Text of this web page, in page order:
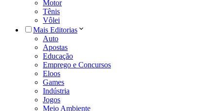
Motor
Tênis
Vôlei
Mais Editorias
Auto
Apostas
Educação
Emprego e Concursos
Eloos
Games
Indústria
Jogos
Meio Ambiente